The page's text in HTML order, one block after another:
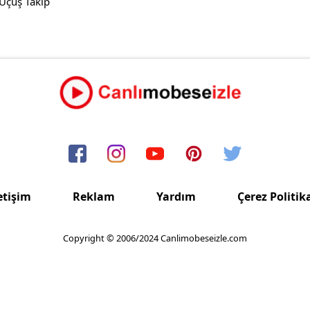
Reklam Yardım Çerez
Copyright © 2006/2024 Canlimobeseizle.com